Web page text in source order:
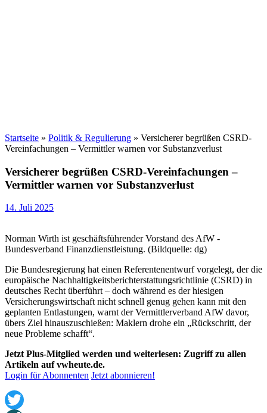
Startseite » Politik & Regulierung » Versicherer begrüßen CSRD-
Vereinfachungen – Vermittler warnen vor Substanzverlust
Versicherer begrüßen CSRD-Vereinfachungen –
Vermittler warnen vor Substanzverlust
14. Juli 2025
Norman Wirth ist geschäftsführender Vorstand des AfW -
Bundesverband Finanzdienstleistung. (Bildquelle: dg)
Die Bundesregierung hat einen Referentenentwurf vorgelegt, der die
europäische Nachhaltigkeitsberichterstattungsrichtlinie (CSRD) in
deutsches Recht überführt – doch während es der hiesigen
Versicherungswirtschaft nicht schnell genug gehen kann mit den
geplanten Entlastungen, warnt der Vermittlerverband AfW davor,
übers Ziel hinauszuschießen: Maklern drohe ein „Rückschritt, der
neue Probleme schafft“.
Jetzt Plus-Mitglied werden und weiterlesen: Zugriff zu allen
Artikeln auf vwheute.de.
Login für Abonnenten Jetzt abonnieren!